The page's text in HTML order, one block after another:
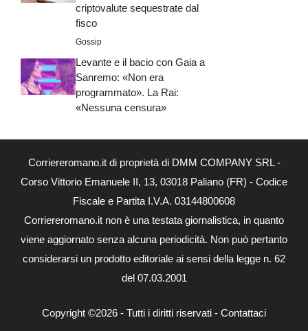
criptovalute sequestrate dal
fisco
Gossip
Levante e il bacio con Gaia a
Sanremo: «Non era
programmato». La Rai:
«Nessuna censura»
Corriereromano.it di proprietà di DMM COMPANY SRL -
Corso Vittorio Emanuele II, 13, 03018 Paliano (FR) - Codice
Fiscale e Partita I.V.A. 03144800608
Corriereromano.it non è una testata giornalistica, in quanto
viene aggiornato senza alcuna periodicità. Non può pertanto
considerarsi un prodotto editoriale ai sensi della legge n. 62
del 07.03.2001
Copyright ©2026 - Tutti i diritti riservati - Contattaci